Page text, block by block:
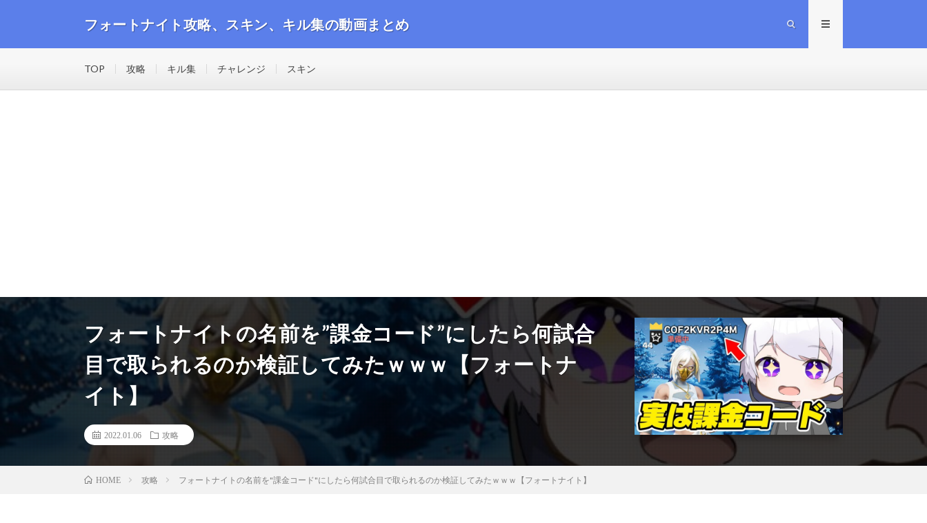
フォートナイト攻略、スキン、キル集の動画まとめ
TOP 攻略 キル集 チャレンジ スキン
フォートナイトの名前を”課金コード”にしたら何試合
目で取られるのか検証してみたｗｗｗ【フォートナ
イト】
2022.01.06 攻略
HOME 攻略 フォートナイトの名前を"課金コード"にしたら何試合目で取られるのか検証してみたｗｗｗ【フォートナイト】